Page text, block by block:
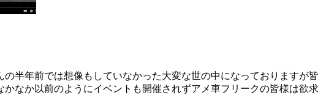
半年前では想像もしていなかった大変な世の中になっておりますが
かなか以前のようにイベントも開催されずアメ車フリークの皆様は欲